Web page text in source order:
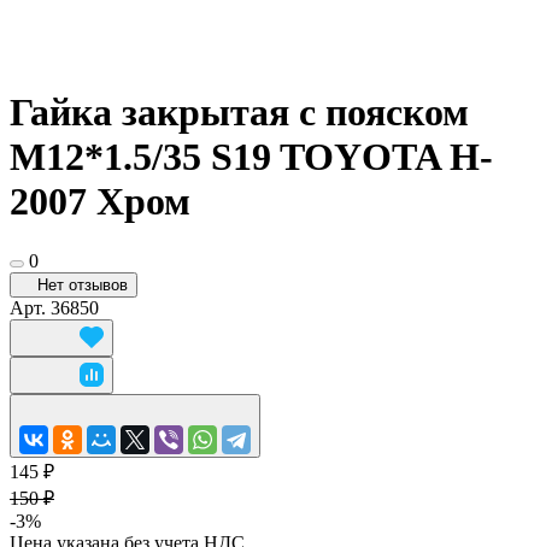
Гайка закрытая с пояском
М12*1.5/35 S19 TOYOTA H-
2007 Хром
0
Нет отзывов
Арт. 36850
145 ₽
150 ₽
-3%
Цена указана без учета НДС